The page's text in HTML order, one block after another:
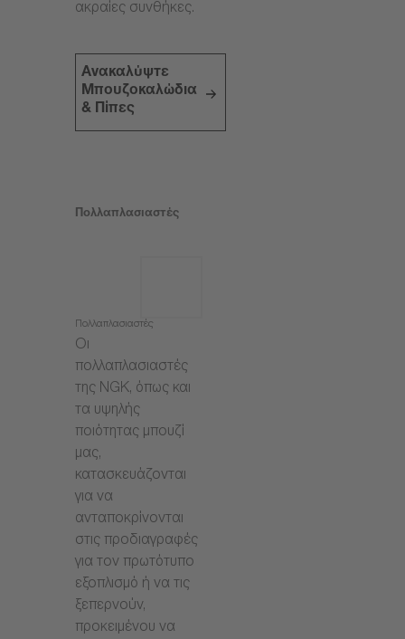
ακραίες συνθήκες.
Ανακαλύψτε
Μπουζοκαλώδια
& Πίπες
Πολλαπλασιαστές
Πολλαπλασιαστές
Οι
πολλαπλασιαστές
της NGK, όπως και
τα υψηλής
ποιότητας μπουζί
μας,
κατασκευάζονται
για να
ανταποκρίνονται
στις προδιαγραφές
για τον πρωτότυπο
εξοπλισμό ή να τις
ξεπερνούν,
προκειμένου να